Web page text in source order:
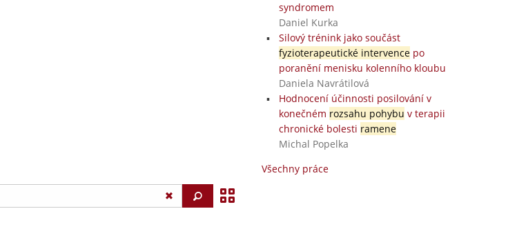
syndromem
Daniel Kurka
Silový trénink jako součást
fyzioterapeutické intervencepo
poranění menisku kolenního kloubu
Daniela Navrátilová
Hodnocení účinnosti posilování v
konečném rozsahu pohybu v terapii
chronické bolesti ramene
Michal Popelka
Všechny práce
Vyhledat